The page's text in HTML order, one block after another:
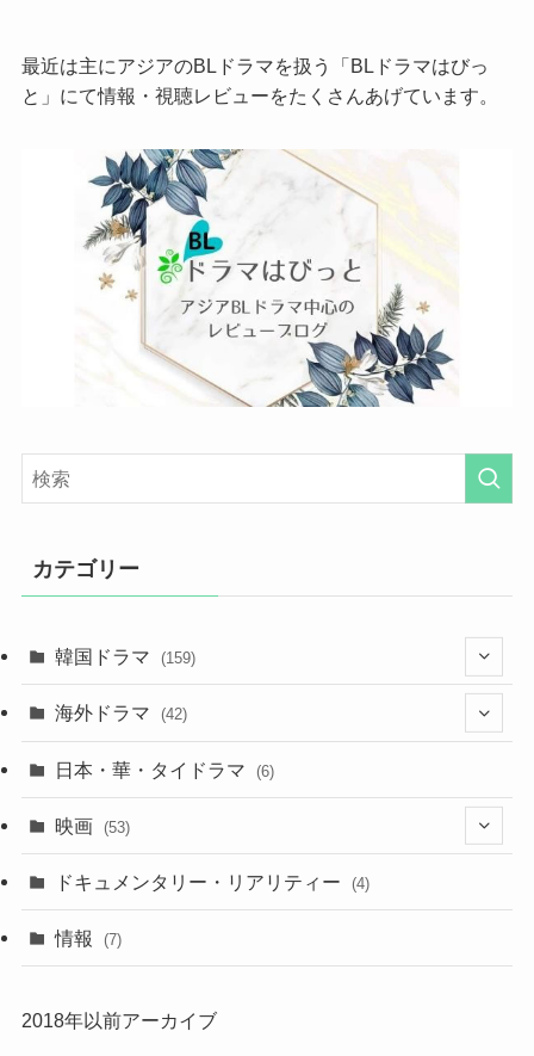
最近は主にアジアのBLドラマを扱う「BLドラマはびっ
と」にて情報・視聴レビューをたくさんあげています。
カテゴリー
韓国ドラマ (159)
(25)
(27)
(32)
(25)
海外ドラマ (42)
(7)
日本・華・タイドラマ (6)
映画 (53)
(9)
(14)
ドキュメンタリー・リアリティー (4)
情報 (7)
2018年以前アーカイブ